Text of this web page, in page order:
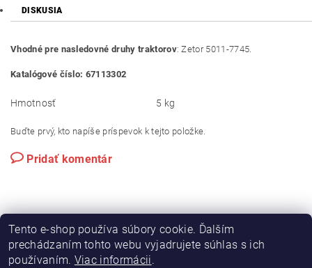
DISKUSIA
Vhodné pre nasledovné druhy traktorov: Zetor 5011-7745.
Katalógové číslo: 67113302
Hmotnosť 5 kg
Buďte prvý, kto napíše príspevok k tejto položke.
Pridať komentár
Výroba hydraulických hadíc
Tento e-shop používa súbory cookie. Ďalším
prechádzaním tohto webu vyjadrujete súhlas s ich
používaním. Viac informácii.